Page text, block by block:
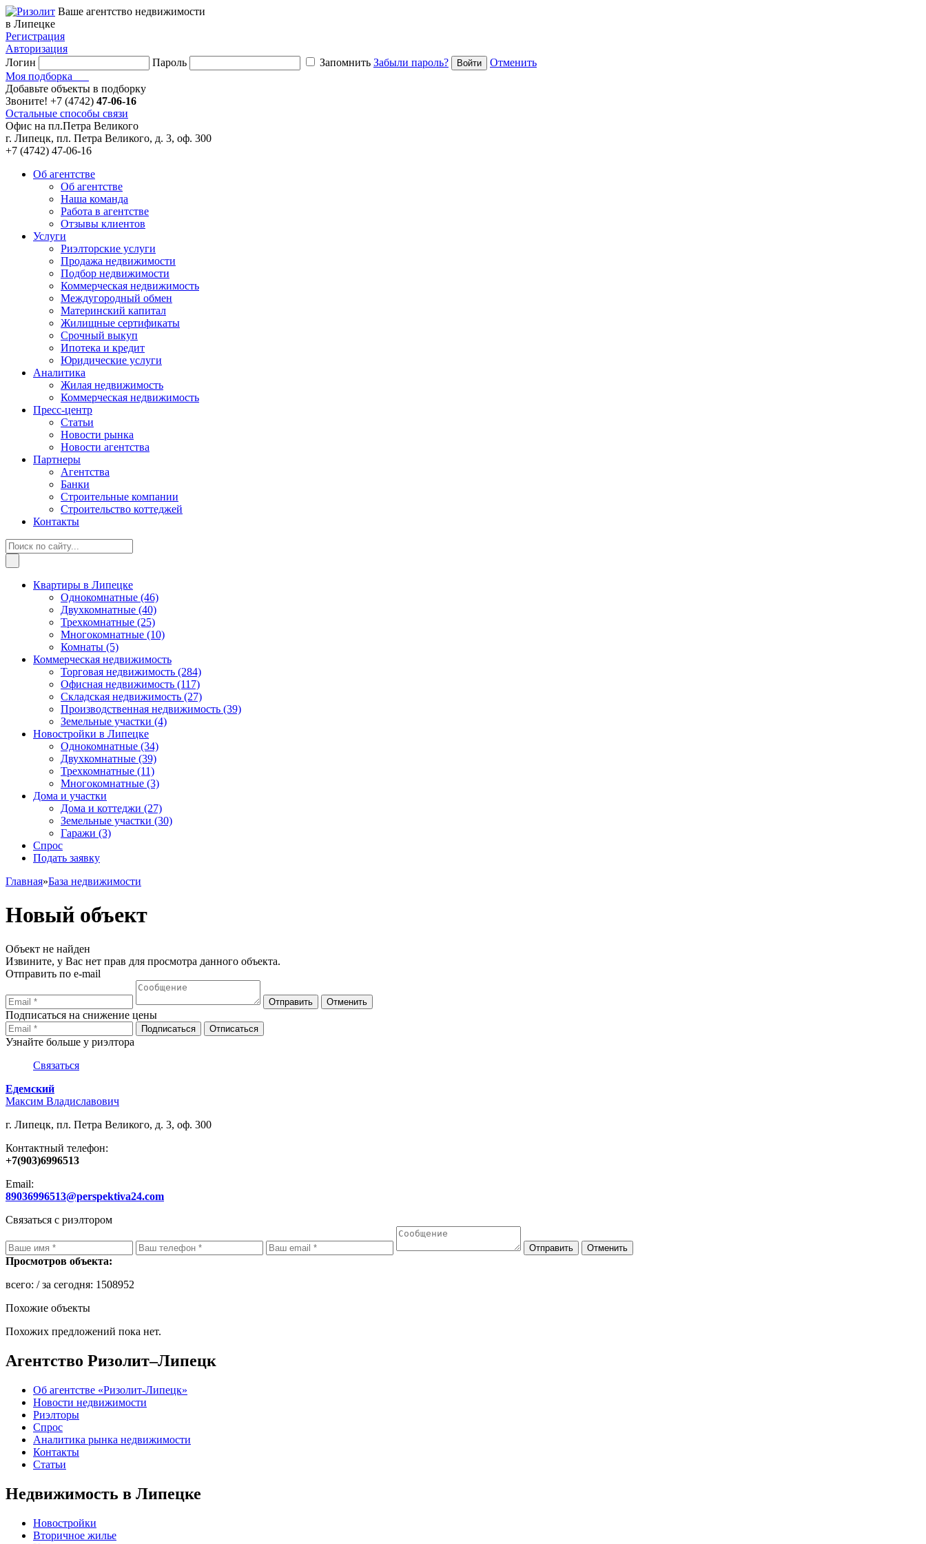
Ваше агентство недвижимости
в Липецке
Регистрация
Авторизация
Логин
Пароль Запомнить Забыли пароль?
Отменить
Моя подборка
Добавьте объекты в подборку
Звоните! +7 (4742) 47-06-16
Остальные способы связи
Офис на пл.Петра Великого
г. Липецк, пл. Петра Великого, д. 3, оф. 300
+7 (4742) 47-06-16
Об агентстве
Об агентстве
Наша команда
Работа в агентстве
Отзывы клиентов
Услуги
Риэлторские услуги
Продажа недвижимости
Подбор недвижимости
Коммерческая недвижимость
Междугородный обмен
Материнский капитал
Жилищные сертификаты
Срочный выкуп
Ипотека и кредит
Юридические услуги
Аналитика
Жилая недвижимость
Коммерческая недвижимость
Пресс-центр
Статьи
Новости рынка
Новости агентства
Партнеры
Агентства
Банки
Строительные компании
Строительство коттеджей
Контакты
Квартиры в Липецке
Однокомнатные (46)
Двухкомнатные (40)
Трехкомнатные (25)
Многокомнатные (10)
Комнаты (5)
Коммерческая недвижимость
Торговая недвижимость (284)
Офисная недвижимость (117)
Складская недвижимость (27)
Производственная недвижимость (39)
Земельные участки (4)
Новостройки в Липецке
Однокомнатные (34)
Двухкомнатные (39)
Трехкомнатные (11)
Многокомнатные (3)
Дома и участки
Дома и коттеджи (27)
Земельные участки (30)
Гаражи (3)
Спрос
Подать заявку
Главная»База недвижимости
Новый объект
Объект не найден
Извините, у Вас нет прав для просмотра данного объекта.
Отправить по e-mail
Подписаться на снижение цены
Узнайте больше у риэлтора
Связаться
Едемский
Максим Владиславович
г. Липецк, пл. Петра Великого, д. 3, оф. 300
Контактный телефон:
+7(903)6996513
Email:
89036996513@perspektiva24.com
Связаться с риэлтором
Просмотров объекта:
всего: / за сегодня: 1508952
Похожие объекты
Похожих предложений пока нет.
Агентство Ризолит–Липецк
Об агентстве «Ризолит-Липецк»
Новости недвижимости
Риэлторы
Спрос
Аналитика рынка недвижимости
Контакты
Статьи
Недвижимость в Липецке
Новостройки
Вторичное жилье